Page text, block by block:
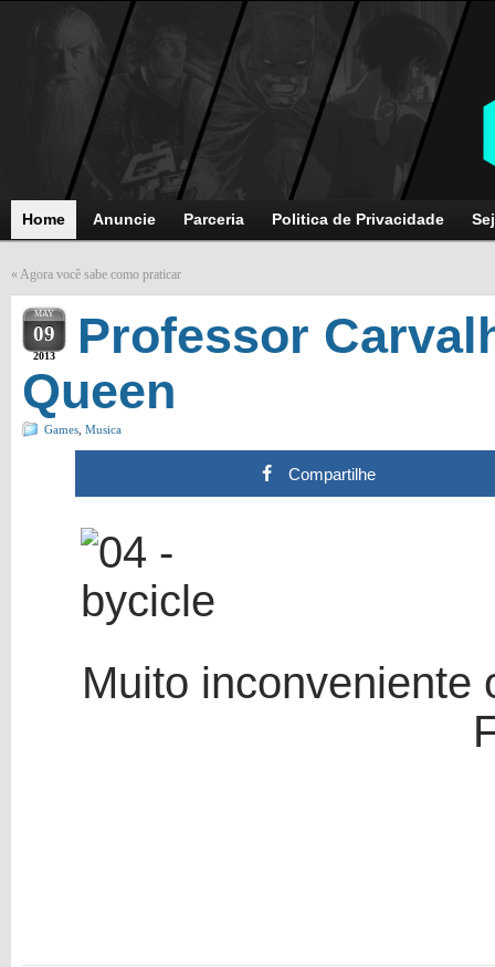
Home Anuncie Parceria Politica de Privacidade
« Agora você sabe como praticar
MAY
09
2013
Professor
Queen
Games Musica
Compartilhe
Muito inconveniente